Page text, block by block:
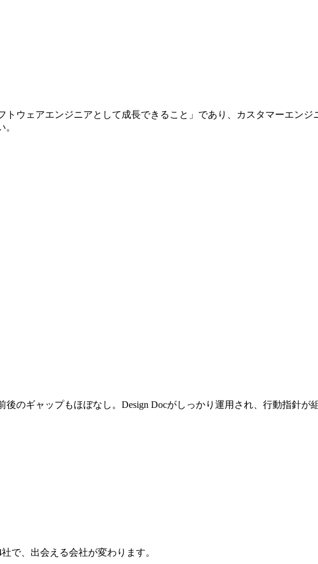
ウェアエンジニアとして成長できること」であり、カスタマーエンジ
のギャップもほぼなし。Design Docがしっかり運用され、行動指針
社で、出会える会社が変わります。